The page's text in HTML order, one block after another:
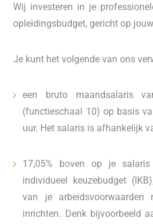
Wij investeren in je
opleidingsbudget, gericht op
Je kunt het volgende van ons
een bruto maandsalaris
(functieschaal 10) op basis
uur. Het salaris is afhankelijk
17,05% boven op je
individueel keuzebudget
van je
inrichten. Denk bijvoorbeeld